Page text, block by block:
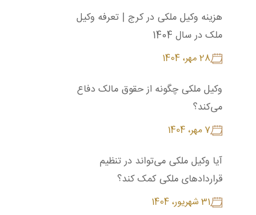
هزینه وکیل ملکی در کرج | تعرفه وکیل
ملک در سال 1404
28 مهر، 1404
وکیل ملکی چگونه از حقوق مالک دفاع
می‌کند؟
7 مهر، 1404
آیا وکیل ملکی می‌تواند در تنظیم
قراردادهای ملکی کمک کند؟
31 شهريور، 1404